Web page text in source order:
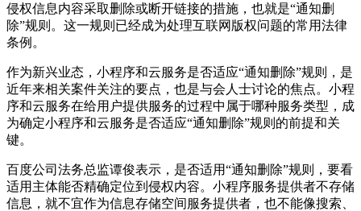
侵权信息内容采取删除或断开链接的措施，也就是“通知删
除”规则。这一规则已经成为处理互联网版权问题的常用法律
条例。
作为新兴业态，小程序和云服务是否适应“通知删除”规则，是
近年来相关案件关注的要点，也是与会人士讨论的焦点。小程
序和云服务在给用户提供服务的过程中属于哪种服务类型，成
为确定小程序和云服务是否适应“通知删除”规则的前提和关
键。
百度公司法务总监谭俊表示，是否适用“通知删除”规则，要看
适用主体能否精确定位到侵权内容。小程序服务提供者不存储
信息，就不宜作为信息存储空间服务提供者，也不能像搜索、